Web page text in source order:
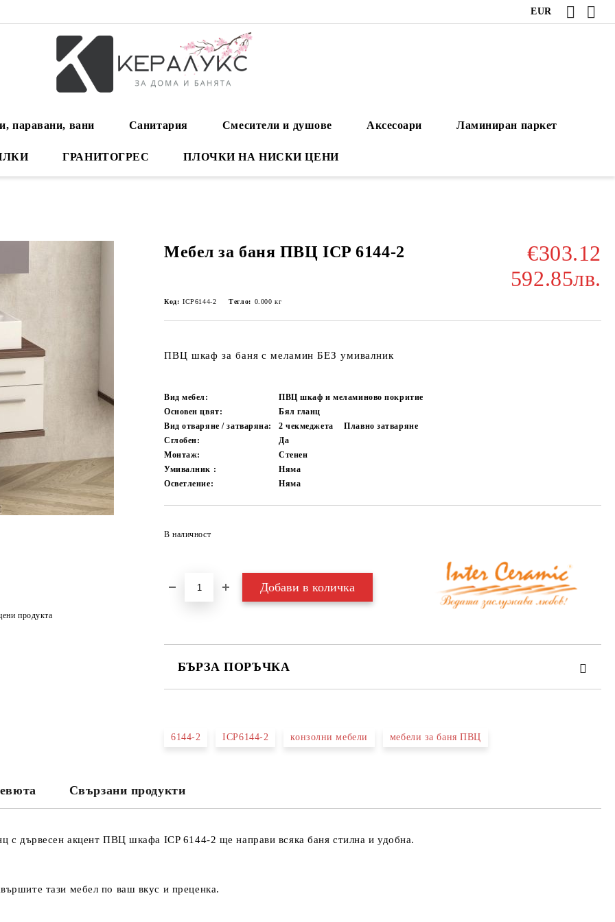
EUR
паравани, вани Санитария Смесители и душове Аксесоари Ламиниран паркет
ГРАНИТОГРЕС ПЛОЧКИ НА НИСКИ ЦЕНИ
Мебел за баня ПВЦ ICP 6144-2
€303.12
592.85лв.
Код: ICP6144-2 Тегло: 0.000 кг
ПВЦ шкаф за баня с меламин БЕЗ умивалник
Вид мебел:
ПВЦ шкаф и меламиново покритие
Основен цвят:
Бял гланц
Вид отваряне / затваряна:
2 чекмеджета
Плавно затваряне
Сглобен:
Да
Монтаж:
Стенен
Умивалник :
Няма
Осветление:
Няма
В наличност
БЪРЗА ПОРЪЧКА
6144-2 ICP6144-2 конзолни мебели мебели за баня ПВЦ
продукта
Свързани продукти
с дървесен акцент ПВЦ шкафа ICP 6144-2 ще направи всяка баня стилна и удобна.
тази мебел по ваш вкус и преценка.